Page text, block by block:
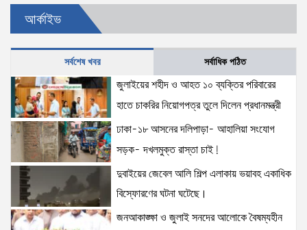
ঢাকা-১৮ আসনের দলিপাড়া- আহালিয়া সংযোগ সড়ক-
দখলমুক্ত রাস্তা চাই!
15 views|posted on August 6, 2026
জুলাইয়ের শহীদ ও আহত ১০ ব্যক্তির পরিবারের হাতে চাকরির
নিয়োগপত্র তুলে দিলেন প্রধানমন্ত্রী
15 views |posted on August 8, 2026
আইনশৃঙ্খলা পরিস্থিতি সম্পূর্ণ নিয়ন্ত্রণে রয়েছে: স্বরাষ্ট্রমন্ত্রী
12 views |posted on August 3, 2026
আর্কাইভ
সর্বশেষ খবর সর্বাধিক পঠিত
জুলাইয়ের শহীদ ও আহত ১০ ব্যক্তির পরিবারের
হাতে চাকরির নিয়োগপত্র তুলে দিলেন প্রধানমন্ত্রী
ঢাকা-১৮ আসনের দলিপাড়া- আহালিয়া সংযোগ
সড়ক- দখলমুক্ত রাস্তা চাই!
দুবাইয়ের জেবেল আলি শিল্প এলাকায় ভয়াবহ একাধিক
বিস্ফোরণের ঘটনা ঘটেছে।
জনআকাঙ্ক্ষা ও জুলাই সনদের আলোকে বৈষম্যহীন